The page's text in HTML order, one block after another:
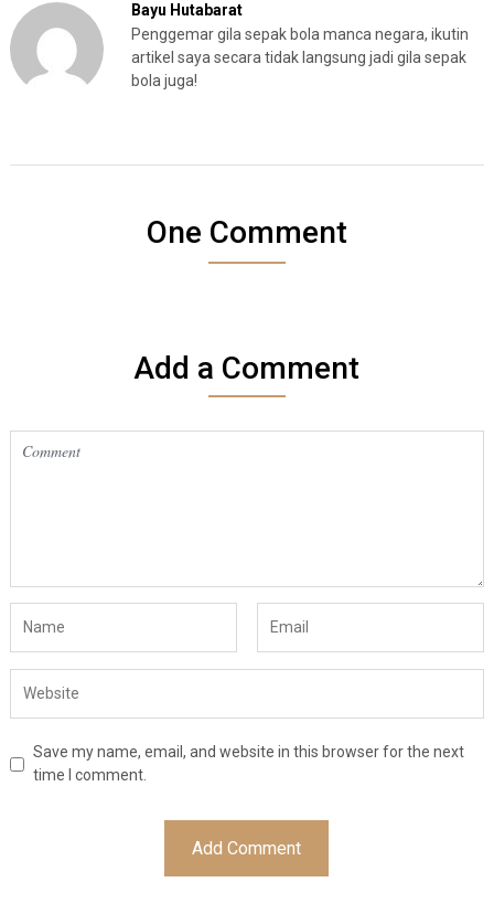
Bayu Hutabarat
Penggemar gila sepak bola manca negara, ikutin
artikel saya secara tidak langsung jadi gila sepak
bola juga!
One Comment
Add a Comment
Save my name, email, and website in this browser for the next
time I comment.